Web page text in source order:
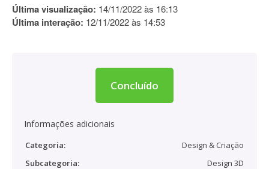
Última visualização: 14/11/2022 às 16:13
Última interação: 12/11/2022 às 14:53
Concluído
Informações adicionais
Categoria:
Design & Criação
Subcategoria:
Design 3D